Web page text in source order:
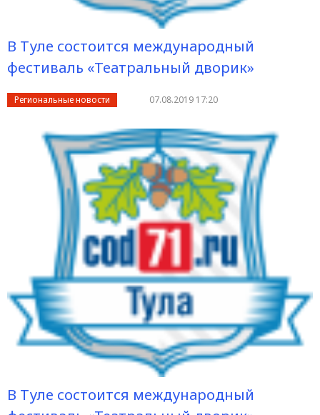
В Туле состоится международный
фестиваль «Театральный дворик»
Региональные новости 07.08.2019 17:20
В Туле состоится международный